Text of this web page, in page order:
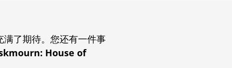
了期待。您还有一件事
House of